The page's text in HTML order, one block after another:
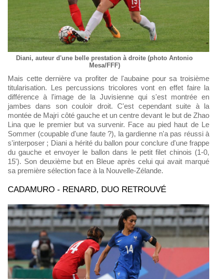
Diani, auteur d'une belle prestation à droite (photo Antonio
Mesa/FFF)
Mais cette dernière va profiter de l'aubaine pour sa troisième
titularisation. Les percussions tricolores vont en effet faire la
différence à l'image de la Juvisienne qui s'est montrée en
jambes dans son couloir droit. C'est cependant suite à la
montée de Majri côté gauche et un centre devant le but de Zhao
Lina que le premier but va survenir. Face au pied haut de Le
Sommer (coupable d'une faute ?), la gardienne n'a pas réussi à
s'interposer ; Diani a hérité du ballon pour conclure d'une frappe
du gauche et envoyer le ballon dans le petit filet chinois (1-0,
15'). Son deuxième but en Bleue après celui qui avait marqué
sa première sélection face à la Nouvelle-Zélande.
CADAMURO - RENARD, DUO RETROUVÉ